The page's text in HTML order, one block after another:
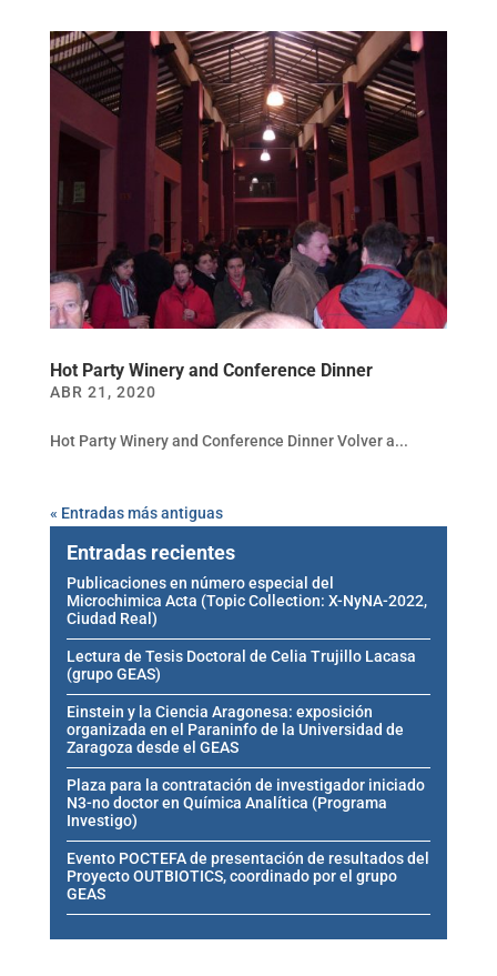
Hot Party Winery and Conference Dinner
ABR 21, 2020
Hot Party Winery and Conference Dinner Volver a...
« Entradas más antiguas
Entradas recientes
Publicaciones en número especial del
Microchimica Acta (Topic Collection: X-NyNA-2022,
Ciudad Real)
Lectura de Tesis Doctoral de Celia Trujillo Lacasa
(grupo GEAS)
Einstein y la Ciencia Aragonesa: exposición
organizada en el Paraninfo de la Universidad de
Zaragoza desde el GEAS
Plaza para la contratación de investigador iniciado
N3-no doctor en Química Analítica (Programa
Investigo)
Evento POCTEFA de presentación de resultados del
Proyecto OUTBIOTICS, coordinado por el grupo
GEAS